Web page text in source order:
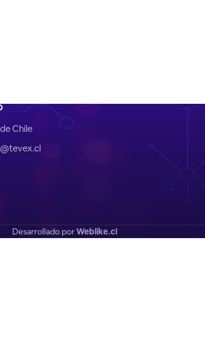
Chile
Desarrollado porWeblike.cl